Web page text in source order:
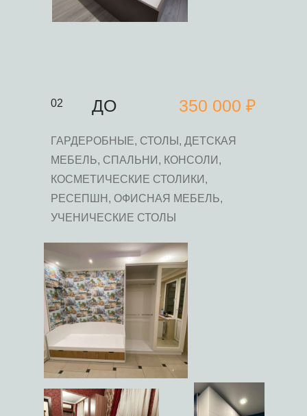
ДО
02 350 000 ₽
ГАРДЕРОБНЫЕ, СТОЛЫ, ДЕТСКАЯ
МЕБЕЛЬ, СПАЛЬНИ, КОНСОЛИ,
КОСМЕТИЧЕСКИЕ СТОЛИКИ,
РЕСЕПШН, ОФИСНАЯ МЕБЕЛЬ,
УЧЕНИЧЕСКИЕ СТОЛЫ